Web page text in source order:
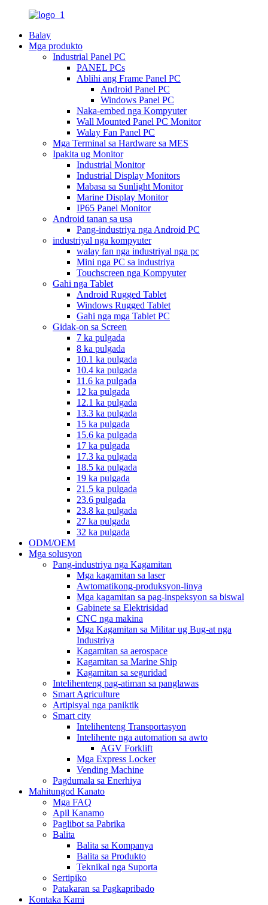
Balay
Mga produkto
Industrial Panel PC
PANEL PCs
Ablihi ang Frame Panel PC
Android Panel PC
Windows Panel PC
Naka-embed nga Kompyuter
Wall Mounted Panel PC Monitor
Walay Fan Panel PC
Mga Terminal sa Hardware sa MES
Ipakita ug Monitor
Industrial Monitor
Industrial Display Monitors
Mabasa sa Sunlight Monitor
Marine Display Monitor
IP65 Panel Monitor
Android tanan sa usa
Pang-industriya nga Android PC
industriyal nga kompyuter
walay fan nga industriyal nga pc
Mini nga PC sa industriya
Touchscreen nga Kompyuter
Gahi nga Tablet
Android Rugged Tablet
Windows Rugged Tablet
Gahi nga mga Tablet PC
Gidak-on sa Screen
7 ka pulgada
8 ka pulgada
10.1 ka pulgada
10.4 ka pulgada
11.6 ka pulgada
12 ka pulgada
12.1 ka pulgada
13.3 ka pulgada
15 ka pulgada
15.6 ka pulgada
17 ka pulgada
17.3 ka pulgada
18.5 ka pulgada
19 ka pulgada
21.5 ka pulgada
23.6 pulgada
23.8 ka pulgada
27 ka pulgada
32 ka pulgada
ODM/OEM
Mga solusyon
Pang-industriya nga Kagamitan
Mga kagamitan sa laser
Awtomatikong-produksyon-linya
Mga kagamitan sa pag-inspeksyon sa biswal
Gabinete sa Elektrisidad
CNC nga makina
Mga Kagamitan sa Militar ug Bug-at nga
Industriya
Kagamitan sa aerospace
Kagamitan sa Marine Ship
Kagamitan sa seguridad
Intelihenteng pag-atiman sa panglawas
Smart Agriculture
Artipisyal nga paniktik
Smart city
Intelihenteng Transportasyon
Intelihente nga automation sa awto
AGV Forklift
Mga Express Locker
Vending Machine
Pagdumala sa Enerhiya
Mahitungod Kanato
Mga FAQ
Apil Kanamo
Paglibot sa Pabrika
Balita
Balita sa Kompanya
Balita sa Produkto
Teknikal nga Suporta
Sertipiko
Patakaran sa Pagkapribado
Kontaka Kami